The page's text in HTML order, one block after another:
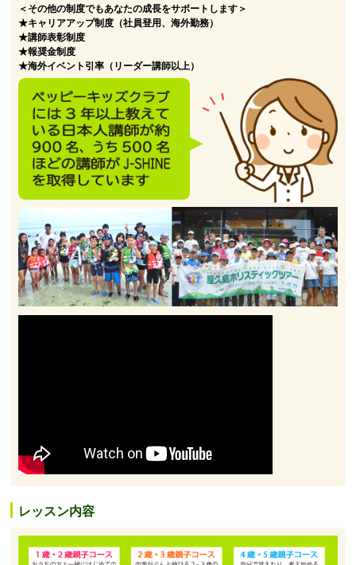
＜その他の制度でもあなたの成長をサポートします＞
★キャリアアップ制度（社員登用、海外勤務）
★講師表彰制度
★報奨金制度
★海外イベント引率（リーダー講師以上）
レッスン内容